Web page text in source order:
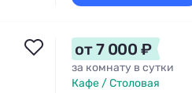
от 7 000 ₽
за комнату в сутки
Кафе / Столовая